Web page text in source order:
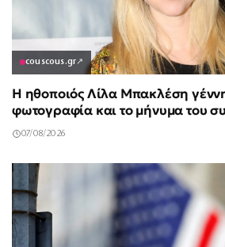
couscous.gr↗
Η ηθοποιός Λίλα Μπακλέση
φωτογραφία και το μήνυμα του
07/08/2026